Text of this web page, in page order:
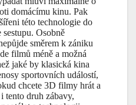
domácímu kinu. Pak
této technologie do
sestupu. Osobně
směrem k zániku
filmů méně a možná
jaké by klasická kina
sportovních událostí,
chcete 3D filmy hrát a
tento druh zábavy,